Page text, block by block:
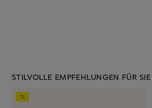
STILVOLLE EMPFEHLUNGEN FÜR SIE